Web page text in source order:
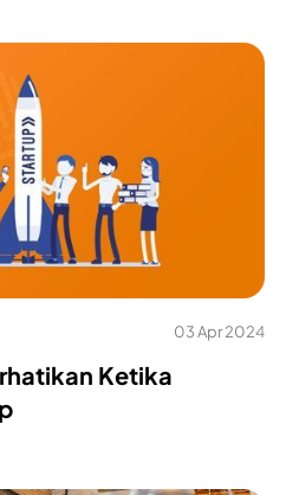
03 Apr 2024
Ketika